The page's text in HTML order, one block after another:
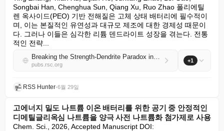
Songbai Han, Chenghua Sun, Qiang Xu, Ruo Zhao 폴리에틸
렌 옥사이드(PEO) 기반 전해질은 고체 상태 배터리에 필수적이
며, 이는 본질적인 유연성과 대규모 제조에 대한 경제성 때문이
다. 그러나 이들은 심각한 리튬 덴드라이트 성장을 겪는다. 전통
적인 전략...
Breaking the Strength-Dendrite Paradox in Polymer Electrolytes: Spherical Lithium Deposition via Redox-Active Fe-O/Cl Centers
pubs.rsc.org
+1
RSS Hunter•6월 29일
고에너지 밀도 나트륨 이온 배터리를 위한 공기 중 안정적인
디메틸글리옥심 나트륨을 양극 사전 나트륨화 첨가제로 사용
Chem. Sci., 2026, Accepted Manuscript DOI: